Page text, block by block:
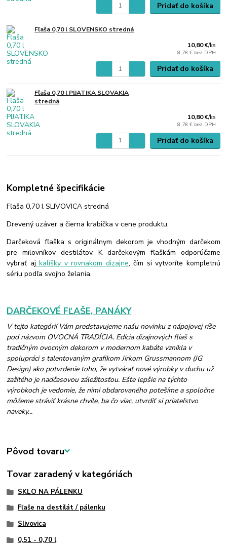
Pridať do košíka
Fľaša 0,70 l SLOVENSKO stredná
10,80 €/ks
8,78 € bez DPH
Pridať do košíka
Fľaša 0,70 l PIJATIKA SLOVAKIA
stredná
10,80 €/ks
8,78 € bez DPH
Pridať do košíka
Kompletné špecifikácie
Fľaša 0,70 l SLIVOVICA stredná
Drevený uzáver a čierna krabička v cene produktu.
Darčeková fľaška s originálnym dekorom je vhodným darčekom
pre milovníkov destilátov. K darčekovým fľaškám odporúčame
vybrať aj kalíšky v rovnakom dizajne, čím si vytvoríte kompletnú
sériu podľa svojho želania.
DARČEKOVÉ FĽAŠE, PANÁKY
V tejto kategórií Vám predstavujeme našu novinku z nápojovej ríše
pod názvom OVOCNÁ TRADÍCIA. Edícia dizajnových fliaš s
tradičným ovocným dekorom v modernom kabáte vznikla v
spolupráci s talentovaným grafikom Jirkom Grussmannom (JG
Design) ako potvrdenie toho, že vytvárať nové výrobky v duchu už
zažitého je nadčasovou záležitosťou. Ešte lepšie na týchto
výrobkoch je vedomie, že nimi obdarovaného potešíme a spoločne
môžeme stráviť krásne chvíle, ba čo viac, utvrdiť si priateľstvo
naveky...
Pôvod tovaru
Tovar zaradený v kategóriách
SKLO NA PÁLENKU
Fľaše na destilát / pálenku
Slivovica
0,51 - 0,70 l